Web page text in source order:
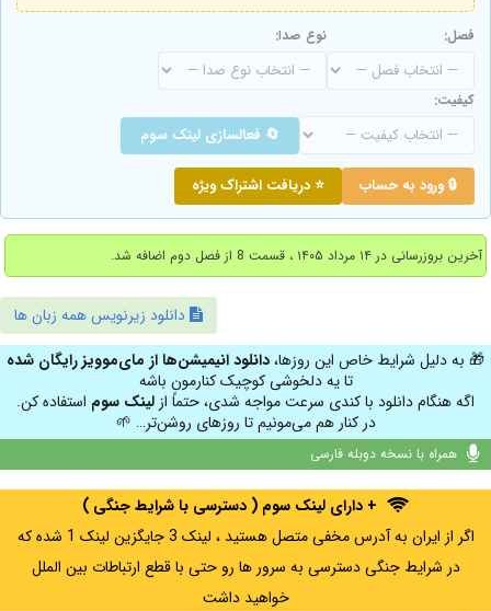
فصل: نوع صدا:
کیفیت:
🔄 فعالسازی لینک سوم
🔒 ورود به حساب ⭐ دریافت اشتراک ویژه
آخرین بروزرسانی در ۱۴ مرداد ۱۴۰۵ ، قسمت 8 از فصل دوم اضافه شد.
دانلود زیرنویس همه زبان ها
🎁 به دلیل شرایط خاص این روزها،دانلود انیمیشن‌ها از مای‌موویز رایگان شده
تا یه دلخوشی کوچیک کنارمون باشه
اگه هنگام دانلود با کندی سرعت مواجه شدی، حتماً از لینک سوم استفاده کن.
در کنار هم می‌مونیم تا روزهای روشن‌تر… 🌱
همراه با نسخه دوبله فارسی
+ دارای لینک سوم ( دسترسی با شرایط جنگی )
اگر از ایران به آدرس مخفی متصل هستید ، لینک 3 جایگزین لینک 1 شده که
در شرایط جنگی دسترسی به سرور ها رو حتی با قطع ارتباطات بین الملل
خواهید داشت